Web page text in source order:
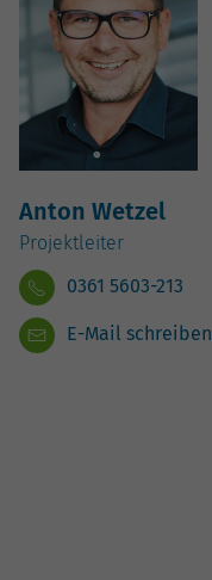
Anton Wetzel
Projektleiter
0361 5603-213
E-Mail schreiben